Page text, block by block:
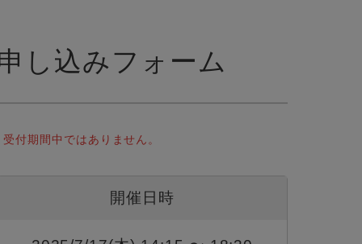
し込みフォーム
受付期間中ではありません。
開催日時